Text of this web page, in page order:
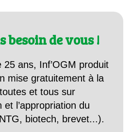
besoin de vous !
25 ans, Inf’OGM produit
mise gratuitement à la
et tous sur
et l’appropriation du
biotech, brevet...).